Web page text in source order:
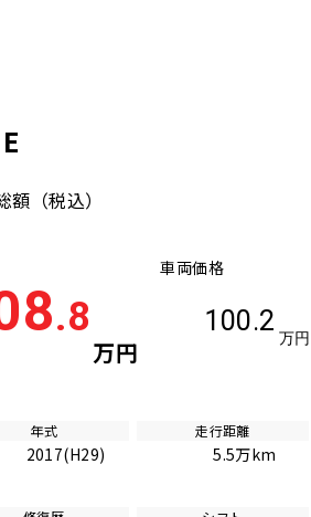
額 （税込）
.8
万円
車両価格
100.2
万円
年式
2017(H29)
走行距離
5.5万km